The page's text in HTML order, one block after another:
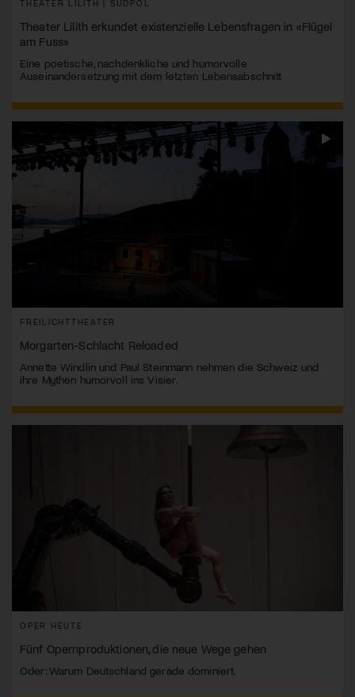
THEATER LILITH | SÜDPOL
Theater Lilith erkundet existenzielle Lebensfragen in «Flügel
am Fuss»
Eine poetische, nachdenkliche und humorvolle
Auseinandersetzung mit dem letzten Lebensabschnitt
FREILICHTTHEATER
Morgarten-Schlacht Reloaded
Annette Windlin und Paul Steinmann nehmen die Schweiz und
ihre Mythen humorvoll ins Visier.
OPER HEUTE
Fünf Opernproduktionen, die neue Wege gehen
Oder: Warum Deutschland gerade dominiert.